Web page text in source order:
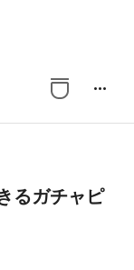
more_horiz
るガチャピ